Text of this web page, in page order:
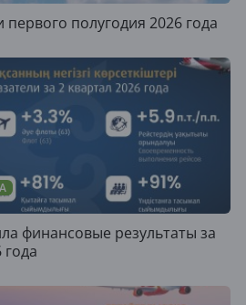
полугодия 2026 года
финансовые результаты за
года